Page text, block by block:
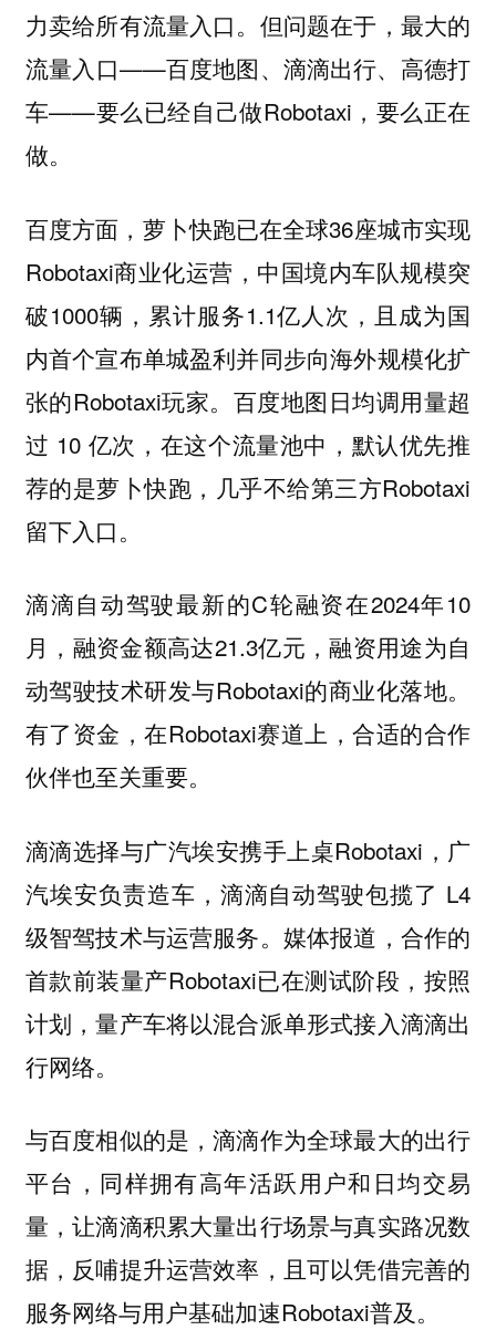
力卖给所有流量入口。但问题在于，最大的
流量入口——百度地图、滴滴出行、高德打
车——要么已经自己做Robotaxi，要么正在
做。
百度方面，萝卜快跑已在全球36座城市实现
Robotaxi商业化运营，中国境内车队规模突
破1000辆，累计服务1.1亿人次，且成为国
内首个宣布单城盈利并同步向海外规模化扩
张的Robotaxi玩家。百度地图日均调用量超
过 10 亿次，在这个流量池中，默认优先推
荐的是萝卜快跑，几乎不给第三方Robotaxi
留下入口。
滴滴自动驾驶最新的C轮融资在2024年10
月，融资金额高达21.3亿元，融资用途为自
动驾驶技术研发与Robotaxi的商业化落地。
有了资金，在Robotaxi赛道上，合适的合作
伙伴也至关重要。
滴滴选择与广汽埃安携手上桌Robotaxi，广
汽埃安负责造车，滴滴自动驾驶包揽了 L4
级智驾技术与运营服务。媒体报道，合作的
首款前装量产Robotaxi已在测试阶段，按照
计划，量产车将以混合派单形式接入滴滴出
行网络。
与百度相似的是，滴滴作为全球最大的出行
平台，同样拥有高年活跃用户和日均交易
量，让滴滴积累大量出行场景与真实路况数
据，反哺提升运营效率，且可以凭借完善的
服务网络与用户基础加速Robotaxi普及。